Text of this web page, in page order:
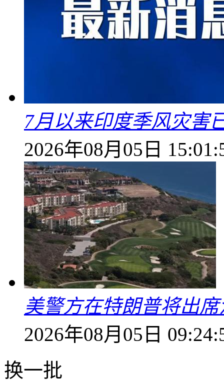
7月以来印度季风灾害
2026年08月05日
美警方在特朗普将出
2026年08月05日
换一批